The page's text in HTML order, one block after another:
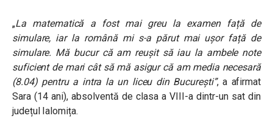
„La matematică a fost mai greu la examen față de
simulare, iar la română mi s-a părut mai ușor față de
simulare. Mă bucur că am reușit să iau la ambele note
suficient de mari cât să mă asigur că am media necesară
(8.04) pentru a intra la un liceu din București”, a afirmat
Sara (14 ani), absolventă de clasa a VIII-a dintr-un sat din
județul Ialomița.